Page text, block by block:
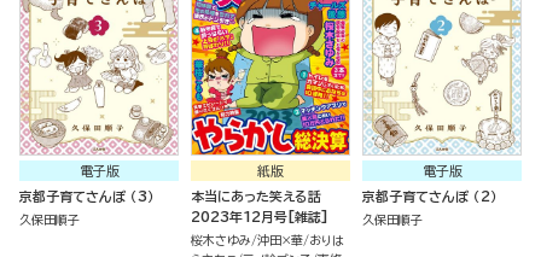
電子版
京都子育てさんぽ （3）
久保田順子
紙版
本当にあった笑える話
2023年12月号[雑誌]
桜木さゆみ 沖田×華 おりは
電子版
京都子育てさんぽ （2）
久保田順子